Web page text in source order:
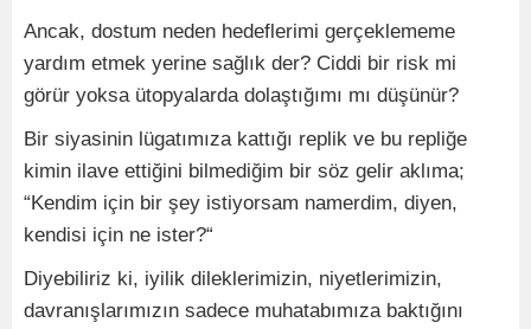
Ancak, dostum neden hedeflerimi gerçeklememe
yardım etmek yerine sağlık der? Ciddi bir risk mi
görür yoksa ütopyalarda dolaştığımı mı düşünür?
Bir siyasinin lügatımıza kattığı replik ve bu repliğe
kimin ilave ettiğini bilmediğim bir söz gelir aklıma;
“Kendim için bir şey istiyorsam namerdim, diyen,
kendisi için ne ister?“
Diyebiliriz ki, iyilik dileklerimizin, niyetlerimizin,
davranışlarımızın sadece muhatabımıza baktığını